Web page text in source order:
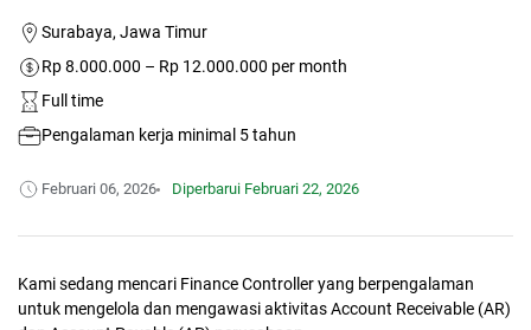
Surabaya, Jawa Timur
Rp 8.000.000 – Rp 12.000.000 per month
Full time
Pengalaman kerja minimal 5 tahun
Februari 06, 2026 Diperbarui Februari 22, 2026
Kami sedang mencari Finance Controller yang berpengalaman
untuk mengelola dan mengawasi aktivitas Account Receivable (AR)